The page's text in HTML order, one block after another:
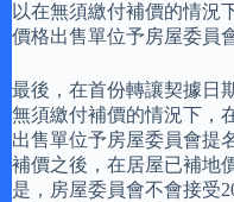
以在無須繳付補價的情況
價格出售單位予房屋委員
最後，在首份轉讓契據日
無須繳付補價的情況下，
出售單位予房屋委員會提
補價之後，在居屋已補地
是，房屋委員會不會接受